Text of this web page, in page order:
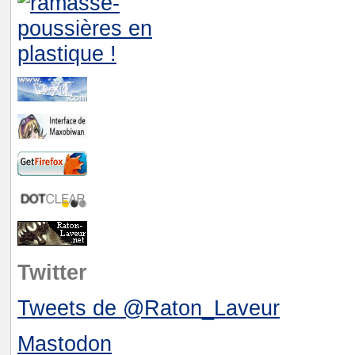
Twitter
Tweets de @Raton_Laveur
Mastodon